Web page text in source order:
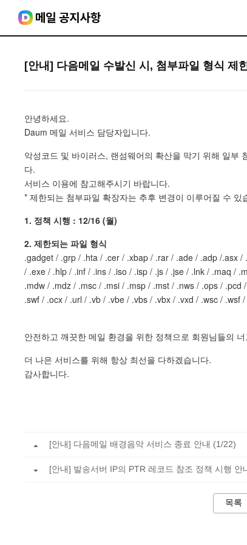
[안내] 다음메일 수발신 시, 첨부파일 형식 제
안녕하세요.
Daum 메일 서비스 담당자입니다.
악성코드 및 바이러스, 랜섬웨어의 확산을 막기 위해 일부
다.
서비스 이용에 참고해주시기 바랍니다.
* 제한되는 첨부파일 확장자는 추후 변경이 이루어질 수 있
1. 정책 시행 : 12/16 (월)
2. 제한되는 파일 형식
.gadget / .grp / .hta / .cer / .xbap / .rar / .ade / .adp /.asx
/ .exe / .hlp / .inf / .ins / .iso / .isp / .js / .jse / .lnk / .maq /
.mdw / .mdz / .msc / .msi / .msp / .mst / .nws / .ops /
.swf / .ocx / .url / .vb / .vbe / .vbs / .vbx / .vxd / .wsc / .wsf
안전하고 깨끗한 메일 환경을 위한 정책으로 회원님들의
더 나은 서비스를 위해 항상 최선을 다하겠습니다.
감사합니다.
[안내] 다음메일 배경음악 서비스 종료 안내 (1/22)
[안내] 발송서버 IP의 PTR 레코드 참조 정책 시행 안
목록